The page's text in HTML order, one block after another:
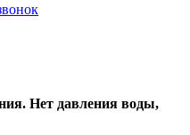
Нет давления воды,